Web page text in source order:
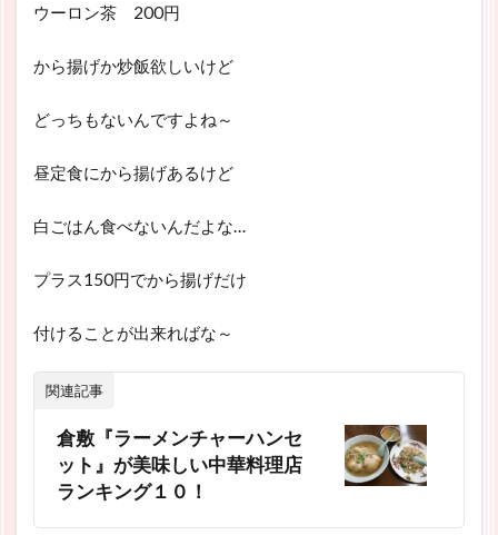
ウーロン茶 200円
から揚げか炒飯欲しいけど
どっちもないんですよね～
昼定食にから揚げあるけど
白ごはん食べないんだよな…
プラス150円でから揚げだけ
付けることが出来ればな～
関連記事
倉敷『ラーメンチャーハンセ
ット』が美味しい中華料理店
ランキング１０！